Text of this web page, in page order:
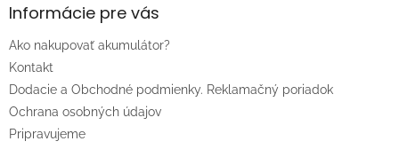
Informácie pre vás
Ako nakupovať akumulátor?
Kontakt
Dodacie a Obchodné podmienky. Reklamačný poriadok
Ochrana osobných údajov
Pripravujeme